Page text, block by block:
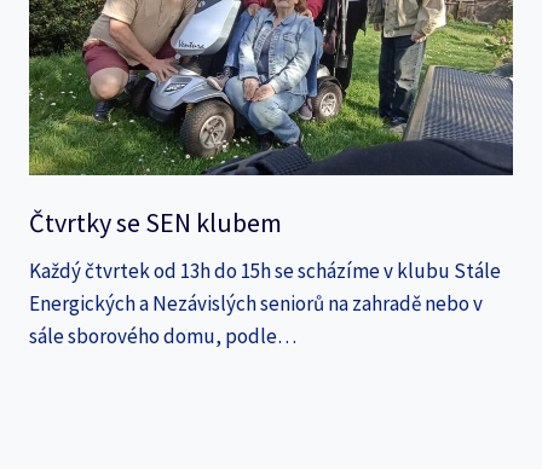
Čtvrtky se SEN klubem
Každý čtvrtek od 13h do 15h se scházíme v klubu Stále
Energických a Nezávislých seniorů na zahradě nebo v
sále sborového domu, podle…